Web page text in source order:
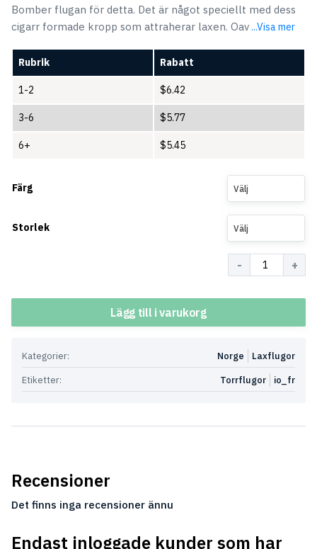
Bomber flugan för detta. Det är något speciellt med dess
cigarr formade kropp som attraherar laxen. Oav...Visa mer
Rubrik Rabatt
1-2 $6.42
3-6 $5.77
6+ $5.45
Färg Välj
Storlek Välj
Lägg till i varukorg
Kategorier: Laxflugor
Norge
Etiketter:
io_fr
Torrflugor
Recensioner
Det finns inga recensioner ännu
Endast inloggade kunder som har